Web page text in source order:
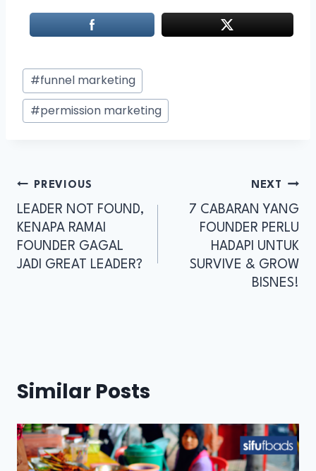
#funnel marketing
#permission marketing
PREVIOUS
LEADER NOT FOUND,
KENAPA RAMAI
FOUNDER GAGAL
JADI GREAT LEADER?
NEXT
7 CABARAN YANG
FOUNDER PERLU
HADAPI UNTUK
SURVIVE & GROW
BISNES!
Similar Posts